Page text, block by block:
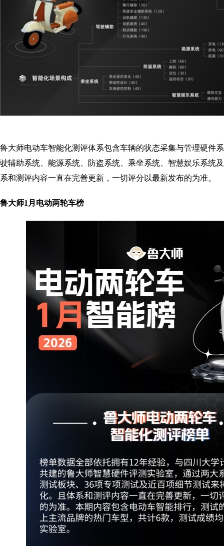
鲁大师电动车智能化测评体系包含车辆的状态采集与管理硬件
驶辅助系统、能源系统、防盗系统、乘坐系统、智慧娱乐系统
系和测评内容一直在完善更新，一切评分以最新发布的为准。
鲁大师1 月电动两轮车榜